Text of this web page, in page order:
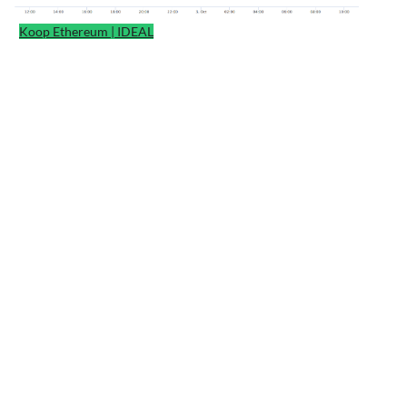
Koop Ethereum | IDEAL